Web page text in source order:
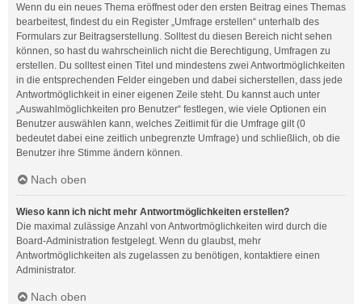
Wenn du ein neues Thema eröffnest oder den ersten Beitrag eines Themas
bearbeitest, findest du ein Register „Umfrage erstellen“ unterhalb des
Formulars zur Beitragserstellung. Solltest du diesen Bereich nicht sehen
können, so hast du wahrscheinlich nicht die Berechtigung, Umfragen zu
erstellen. Du solltest einen Titel und mindestens zwei Antwortmöglichkeiten
in die entsprechenden Felder eingeben und dabei sicherstellen, dass jede
Antwortmöglichkeit in einer eigenen Zeile steht. Du kannst auch unter
„Auswahlmöglichkeiten pro Benutzer“ festlegen, wie viele Optionen ein
Benutzer auswählen kann, welches Zeitlimit für die Umfrage gilt (0
bedeutet dabei eine zeitlich unbegrenzte Umfrage) und schließlich, ob die
Benutzer ihre Stimme ändern können.
Nach oben
Wieso kann ich nicht mehr Antwortmöglichkeiten erstellen?
Die maximal zulässige Anzahl von Antwortmöglichkeiten wird durch die
Board-Administration festgelegt. Wenn du glaubst, mehr
Antwortmöglichkeiten als zugelassen zu benötigen, kontaktiere einen
Administrator.
Nach oben